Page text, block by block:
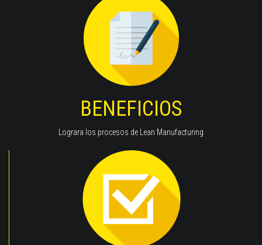
BENEFICIOS
Lograra los procesos de Lean Manufacturing